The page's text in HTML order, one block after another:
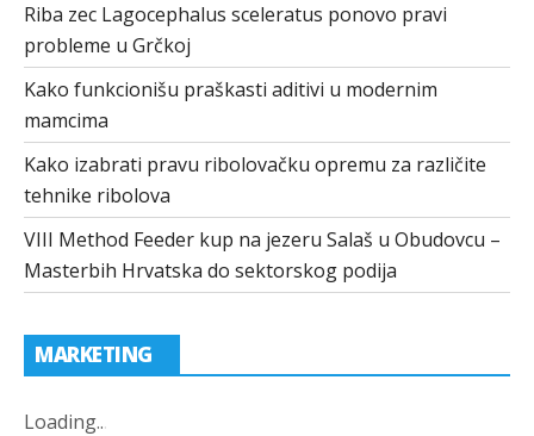
Riba zec Lagocephalus sceleratus ponovo pravi
probleme u Grčkoj
Kako funkcionišu praškasti aditivi u modernim
mamcima
Kako izabrati pravu ribolovačku opremu za različite
tehnike ribolova
VIII Method Feeder kup na jezeru Salaš u Obudovcu –
Masterbih Hrvatska do sektorskog podija
MARKETING
Loading...